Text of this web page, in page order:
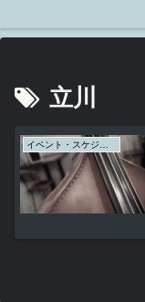
立川
イベント・スケジュール